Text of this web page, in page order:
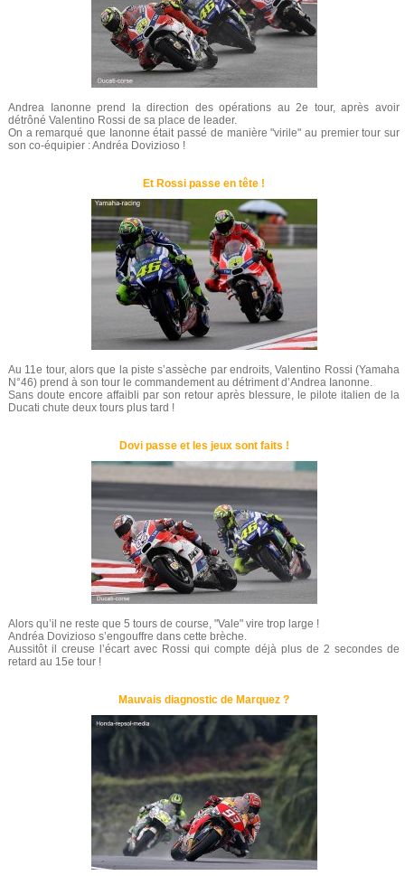
Andrea Ianonne prend la direction des opérations au 2e tour, après avoir
détrôné Valentino Rossi de sa place de leader.
On a remarqué que Ianonne était passé de manière "virile" au premier tour sur
son co-équipier : Andréa Dovizioso !
Et Rossi passe en tête !
Au 11e tour, alors que la piste s’assèche par endroits, Valentino Rossi (Yamaha
N°46) prend à son tour le commandement au détriment d’Andrea Ianonne.
Sans doute encore affaibli par son retour après blessure, le pilote italien de la
Ducati chute deux tours plus tard !
Dovi passe et les jeux sont faits !
Alors qu’il ne reste que 5 tours de course, "Vale" vire trop large !
Andréa Dovizioso s’engouffre dans cette brèche.
Aussitôt il creuse l’écart avec Rossi qui compte déjà plus de 2 secondes de
retard au 15e tour !
Mauvais diagnostic de Marquez ?